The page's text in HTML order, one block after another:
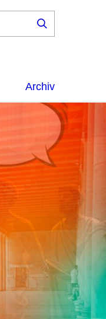
Archiv